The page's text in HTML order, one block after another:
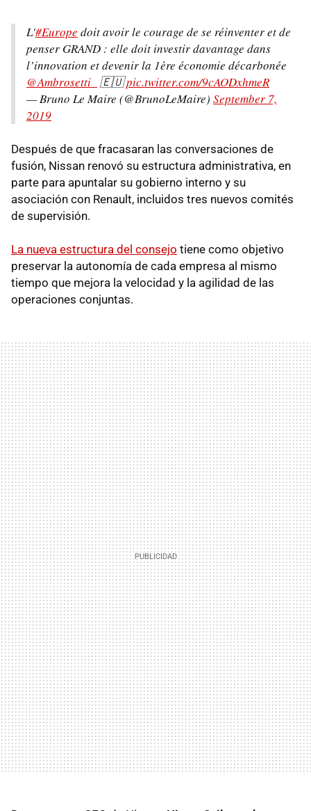
L'#Europe doit avoir le courage de se réinventer et de
penser GRAND : elle doit investir davantage dans
l’innovation et devenir la 1ère économie décarbonée
@Ambrosetti_ 🇪🇺pic.twitter.com/9cAODxhmeR
— Bruno Le Maire (@BrunoLeMaire) September 7,
2019
Después de que fracasaran las conversaciones de
fusión, Nissan renovó su estructura administrativa, en
parte para apuntalar su gobierno interno y su
asociación con Renault, incluidos tres nuevos comités
de supervisión.
La nueva estructura del consejo tiene como objetivo
preservar la autonomía de cada empresa al mismo
tiempo que mejora la velocidad y la agilidad de las
operaciones conjuntas.